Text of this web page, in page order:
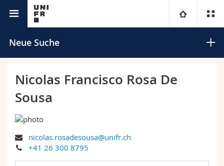
Universität
Campus
Forschung
Universität
Theologische Fak.
Rechtswissenschaftliche Fak.
Wirtschafts- und Sozialwissenschaftliche Fak.
Informationen für
Studieninteressierte
Studierende
Ressourcen
Personenverzeichnis
Neue Suche
Suchen
Erweiterte Suche
Nicolas Francisco Rosa De
Sousa
nicolas.rosadesousa@unifr.ch
+41 26 300 8795